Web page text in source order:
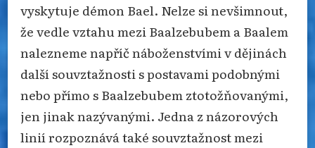
vyskytuje démon Bael. Nelze si nevšimnout,
že vedle vztahu mezi Baalzebubem a Baalem
nalezneme napříč náboženstvími v dějinách
další souvztažnosti s postavami podobnými
nebo přímo s Baalzebubem ztotožňovanými,
jen jinak nazývanými. Jedna z názorových
linií rozpoznává také souvztažnost mezi